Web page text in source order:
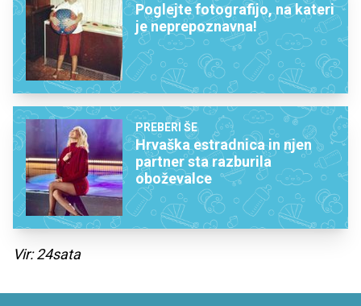
Poglejte fotografijo, na kateri
je neprepoznavna!
PREBERI ŠE
Hrvaška estradnica in njen
partner sta razburila
oboževalce
Vir: 24sata